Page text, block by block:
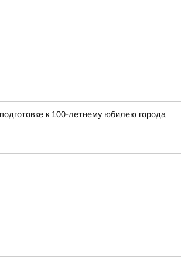
к 100-летнему юбилею города